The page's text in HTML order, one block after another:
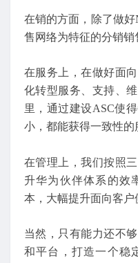
在销的方面，除了做
售网络为特征的分销销
在服务上，在做好面
化转型服务、支持、
里，通过建设ASC使
小，都能获得一致性的
在管理上，我们按照
升华为伙伴体系的效
本，大幅提升面向客户
当然，只有能力还不
和平台，打造一个稳